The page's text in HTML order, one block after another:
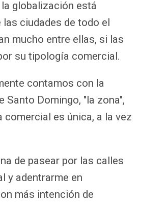
globalización está
ciudades de todo el
mucho entre ellas, si las
su tipología comercial.
contamos con la
Santo Domingo, "la zona",
comercial es única, a la vez
de pasear por las calles
y adentrarme en
más intención de